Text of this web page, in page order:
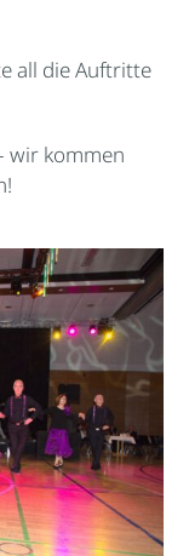
all die Auftritte
wir kommen